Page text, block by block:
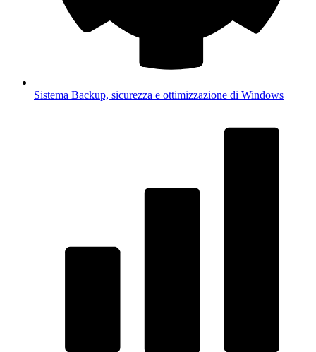
Sistema Backup, sicurezza e ottimizzazione di Windows